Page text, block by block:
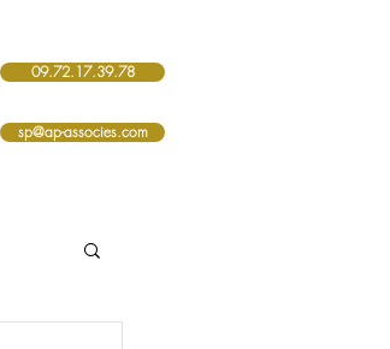
09.72.17.39.78
sp@ap-associes.com